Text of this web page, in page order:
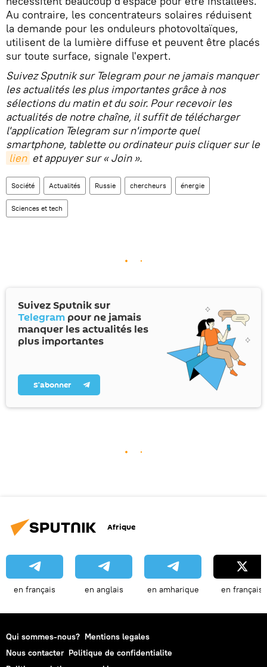
Au contraire, les concentrateurs solaires réduisent
la demande pour les onduleurs photovoltaïques,
utilisent de la lumière diffuse et peuvent être placés
sur toute surface, signale l'expert.
Suivez Sputnik sur Telegram pour ne jamais manquer
les actualités les plus importantes grâce à nos
sélections du matin et du soir. Pour recevoir les
actualités de notre chaîne, il suffit de télécharger
l'application Telegram sur n'importe quel
smartphone, tablette ou ordinateur puis cliquer sur le
lien et appuyer sur « Join ».
Société Actualités Russie chercheurs énergie
Sciences et tech
Suivez Sputnik sur
Telegram pour ne jamais
manquer les actualités les
plus importantes
S’abonner
Afrique
en français en anglais en amharique en français
Qui sommes-nous? Mentions legales
Nous contacter Politique de confidentialite